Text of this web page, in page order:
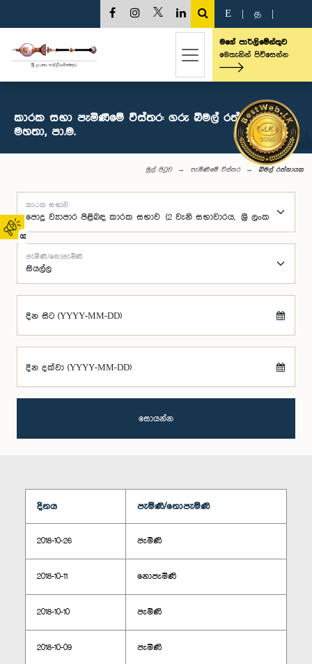
02
E த
මගේ පාර්ලිමේන්තුව
මෙතැනින් පිවිසෙන්න
කාරක සභා පැමිණීමේ විස්තර: ගරු බිමල් රත්නායක
මහතා, පා.ම.
මුල් පිටුව පැමිණීමේ විස්තර බිමල් රත්නායක
කාරක සභාව
පැමිණි/නොපැමිණි
දින සිට (YYYY-MM-DD)
දින දක්වා (YYYY-MM-DD)
සොයන්න
දිනය පැමිණි/නොපැමිණි
2018-10-26 පැමිණි
2018-10-11 නොපැමිණි
2018-10-10 පැමිණි
2018-10-09 පැමිණි